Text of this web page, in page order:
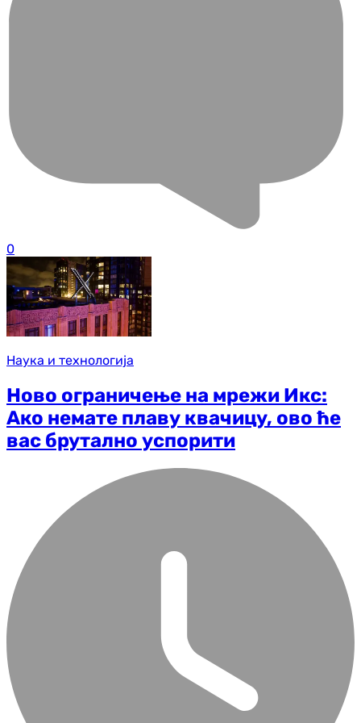
0
Наука и технологија
Ново ограничење на мрежи Икс:
Ако немате плаву квачицу, ово ће
вас брутално успорити